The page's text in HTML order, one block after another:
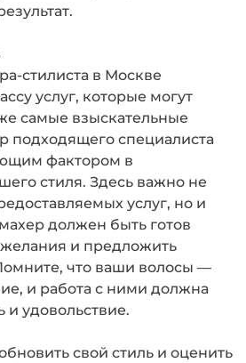
стилиста в Москве
услуг, которые могут
самые взыскательные
подходящего специалиста
фактором в
стиля. Здесь важно не
услуг, но и
должен быть готов
и предложить
что ваши волосы —
и работа с ними должна
и удовольствие.
свой стиль и оценить